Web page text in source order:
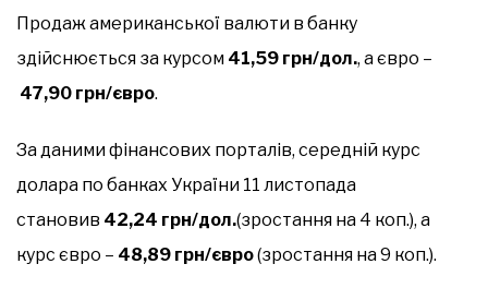
Продаж американської валюти в банку
здійснюється за курсом 41,59 грн/дол., а євро –
47,90 грн/євро.
За даними фінансових порталів, середній курс
долара по банках України 11 листопада
становив 42,24 грн/дол.(зростання на 4 коп.), а
курс євро – 48,89 грн/євро(зростання на 9 коп.).